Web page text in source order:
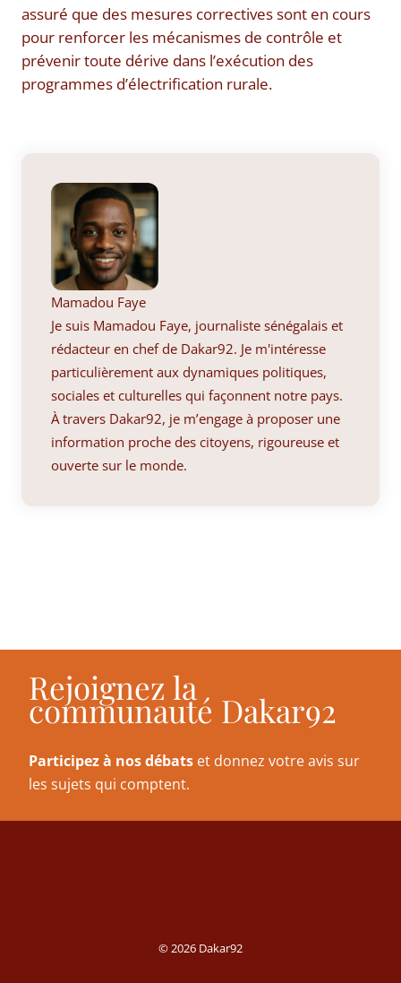
assuré que des mesures correctives sont en cours
pour renforcer les mécanismes de contrôle et
prévenir toute dérive dans l’exécution des
programmes d’électrification rurale.
Mamadou Faye
Je suis Mamadou Faye, journaliste sénégalais et
rédacteur en chef de Dakar92. Je m'intéresse
particulièrement aux dynamiques politiques,
sociales et culturelles qui façonnent notre pays.
À travers Dakar92, je m’engage à proposer une
information proche des citoyens, rigoureuse et
ouverte sur le monde.
Rejoignez la
communauté Dakar92
Participez à nos débats et donnez votre avis sur
les sujets qui comptent.
© 2026 Dakar92